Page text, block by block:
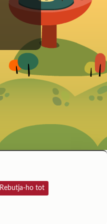
Rebutja-ho tot